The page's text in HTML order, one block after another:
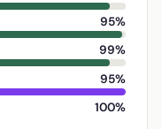
95%
99%
95%
100%